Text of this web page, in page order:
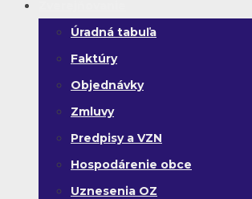
Úradná tabuľa
Faktúry
Objednávky
Zmluvy
Predpisy a VZN
Hospodárenie obce
Uznesenia OZ